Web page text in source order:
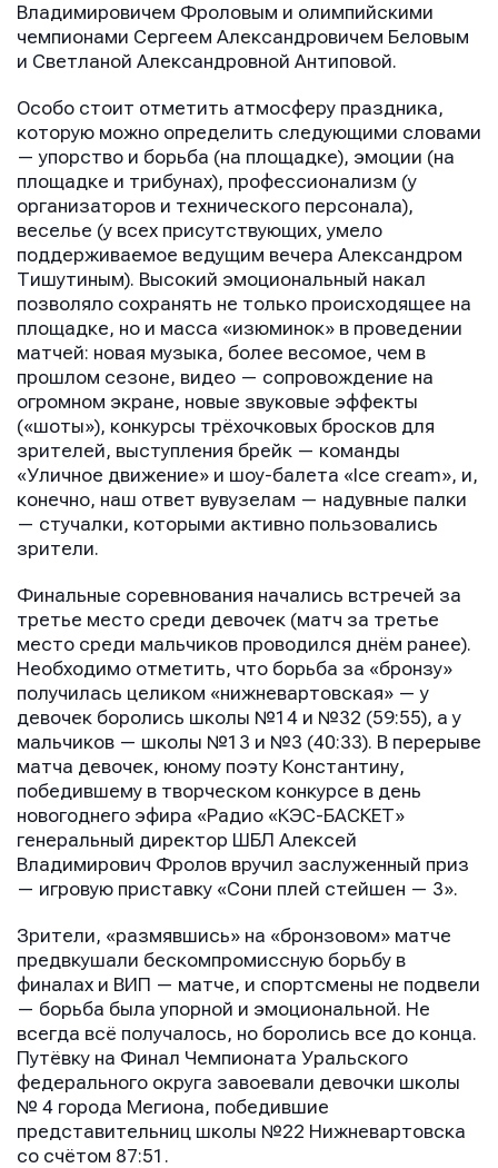
Владимировичем Фроловым и олимпийскими
чемпионами Сергеем Александровичем Беловым
и Светланой Александровной Антиповой.
Особо стоит отметить атмосферу праздника,
которую можно определить следующими словами
— упорство и борьба (на площадке), эмоции (на
площадке и трибунах), профессионализм (у
организаторов и технического персонала),
веселье (у всех присутствующих, умело
поддерживаемое ведущим вечера Александром
Тишутиным). Высокий эмоциональный накал
позволяло сохранять не только происходящее на
площадке, но и масса «изюминок» в проведении
матчей: новая музыка, более весомое, чем в
прошлом сезоне, видео — сопровождение на
огромном экране, новые звуковые эффекты
(«шоты»), конкурсы трёхочковых бросков для
зрителей, выступления брейк — команды
«Уличное движение» и шоу-балета «Ice cream», и,
конечно, наш ответ вувузелам — надувные палки
— стучалки, которыми активно пользовались
зрители.
Финальные соревнования начались встречей за
третье место среди девочек (матч за третье
место среди мальчиков проводился днём ранее).
Необходимо отметить, что борьба за «бронзу»
получилась целиком «нижневартовская» — у
девочек боролись школы №14 и №32 (59:55), а у
мальчиков — школы №13 и №3 (40:33). В перерыве
матча девочек, юному поэту Константину,
победившему в творческом конкурсе в день
новогоднего эфира «Радио «КЭС-БАСКЕТ»
генеральный директор ШБЛ Алексей
Владимирович Фролов вручил заслуженный приз
— игровую приставку «Сони плей стейшен — 3».
Зрители, «размявшись» на «бронзовом» матче
предвкушали бескомпромиссную борьбу в
финалах и ВИП — матче, и спортсмены не подвели
— борьба была упорной и эмоциональной. Не
всегда всё получалось, но боролись все до конца.
Путёвку на Финал Чемпионата Уральского
федерального округа завоевали девочки школы
№ 4 города Мегиона, победившие
представительниц школы №22 Нижневартовска
со счётом 87:51.